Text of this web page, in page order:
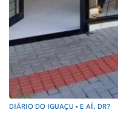
DIÁRIO DO IGUAÇU • E AÍ, DR?